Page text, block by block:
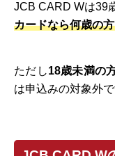
JCB CARD Wは39
カードなら何歳の
ただし18歳未満の
は申込みの対象外で